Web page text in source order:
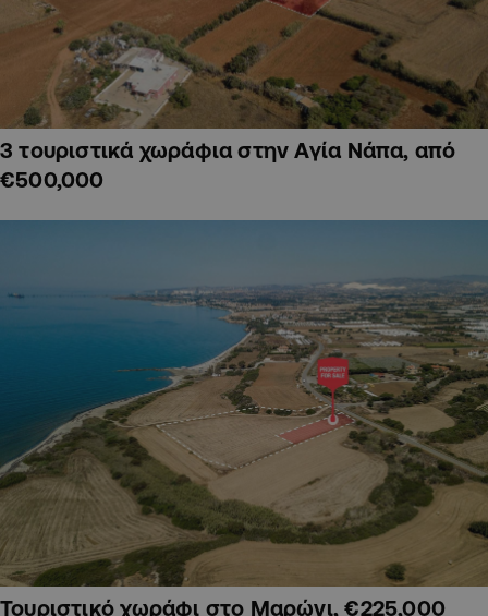
3 τουριστικά χωράφια στην Αγία Νάπα, από
€500,000
Τουριστικό χωράφι στο Μαρώνι, €225,000